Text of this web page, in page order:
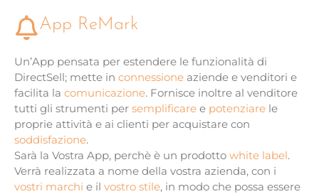
App ReMark
Un’App pensata per estendere le funzionalità di
DirectSell; mette in connessione aziende e venditori e
facilita la comunicazione. Fornisce inoltre al venditore
tutti gli strumenti per semplificare e potenziare le
proprie attività e ai clienti per acquistare con
soddisfazione.
Sarà la Vostra App, perchè è un prodotto white label.
Verrà realizzata a nome della vostra azienda, con i
vostri marchi e il vostro stile, in modo che possa essere